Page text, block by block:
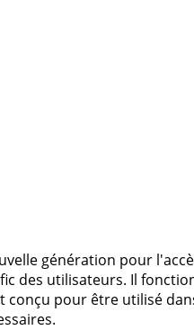
génération pour
des utilisateurs. Il
conçu pour être utilisé